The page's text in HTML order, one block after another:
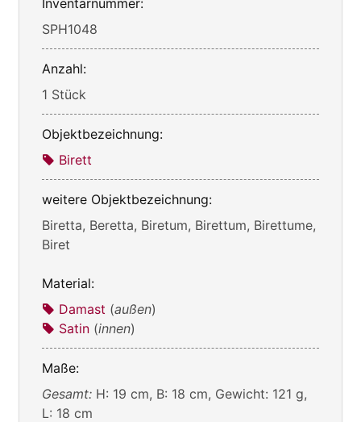
SPH1048
Anzahl:
1 Stück
Objektbezeichnung:
Birett
weitere Objektbezeichnung:
Biretta, Beretta, Biretum, Birettum, Birettume,
Biret
Material:
Damast (außen)
Satin (innen)
Maße:
Gesamt: H: 19 cm, B: 18 cm, Gewicht: 121 g,
L: 18 cm